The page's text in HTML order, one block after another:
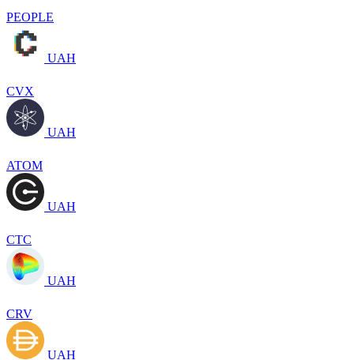
PEOPLE
UAH
CVX
UAH
ATOM
UAH
CTC
UAH
CRV
UAH